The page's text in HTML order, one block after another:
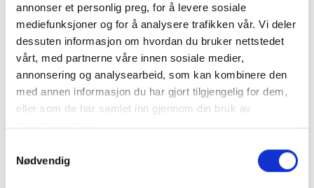
annonser et personlig preg, for å levere sosiale
mediefunksjoner og for å analysere trafikken vår. Vi deler
dessuten informasjon om hvordan du bruker nettstedet
vårt, med partnerne våre innen sosiale medier,
annonsering og analysearbeid, som kan kombinere den
med annen informasjon du har gjort tilgjengelig for dem,
eller som de har samlet inn gjennom din bruk av
tjenestene deres.
Nødvendig
Reservasjoner tilelin@knettsetra.no
Finn frem
+